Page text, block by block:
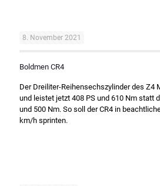
8. November 2021
Boldmen CR4
Der Dreiliter-Reihensechszylinder des Z4
und leistet jetzt 408 PS und 610 Nm statt
und 500 Nm. So soll der CR4 in
km/h sprinten.